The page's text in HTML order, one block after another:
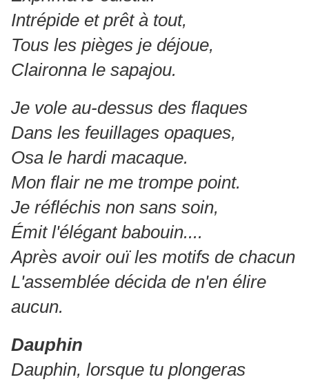
Intrépide et prêt à tout,
Tous les pièges je déjoue,
Claironna le sapajou.
Je vole au-dessus des flaques
Dans les feuillages opaques,
Osa le hardi macaque.
Mon flair ne me trompe point.
Je réfléchis non sans soin,
Émit l'élégant babouin....
Après avoir ouï les motifs de chacun
L'assemblée décida de n'en élire
aucun.
Dauphin
Dauphin, lorsque tu plongeras